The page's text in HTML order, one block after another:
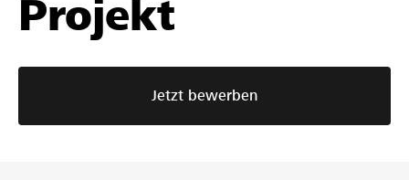
Projekt
Jetzt bewerben